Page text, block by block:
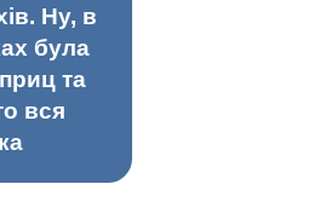
Ну, в
була
та
вся